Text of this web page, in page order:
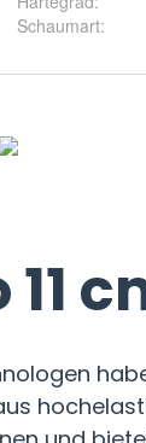
und waschbar
Schaumart: